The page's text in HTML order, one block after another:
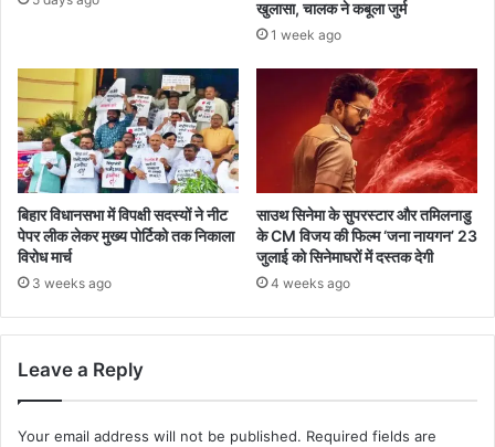
खुलासा, चालक ने कबूला जुर्म
1 week ago
बिहार विधानसभा में विपक्षी सदस्यों ने नीट
पेपर लीक लेकर मुख्य पोर्टिको तक निकाला
विरोध मार्च
3 weeks ago
साउथ सिनेमा के सुपरस्टार और तमिलनाडु
के CM विजय की फिल्म ‘जना नायगन’ 23
जुलाई को सिनेमाघरों में दस्तक देगी
4 weeks ago
Leave a Reply
Your email address will not be published. Required fields are